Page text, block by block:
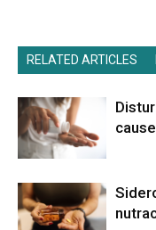
RELATED ARTICLES